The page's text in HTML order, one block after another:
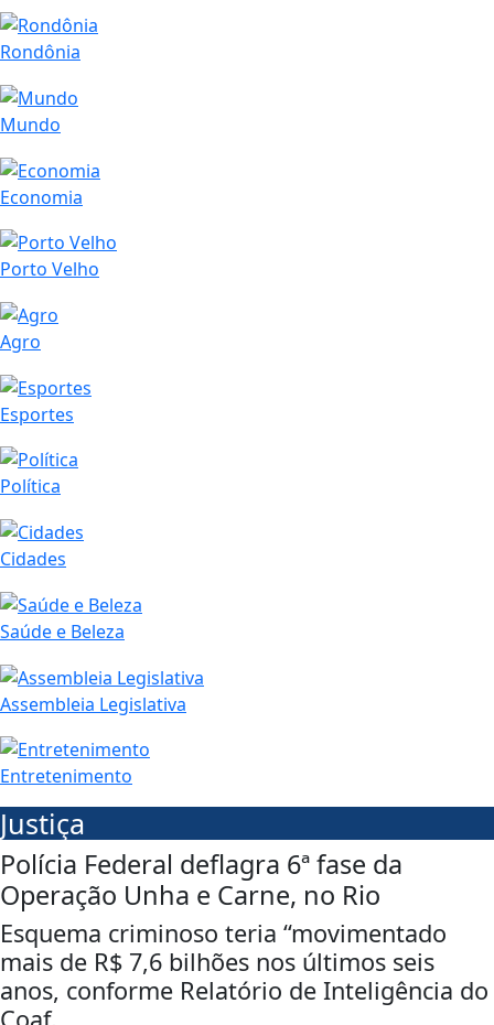
Rondônia
Mundo
Economia
Porto Velho
Agro
Esportes
Política
Cidades
Saúde e Beleza
Assembleia Legislativa
Entretenimento
Justiça
Polícia Federal deflagra 6ª fase da
Operação Unha e Carne, no Rio
Esquema criminoso teria “movimentado
mais de R$ 7,6 bilhões nos últimos seis
anos, conforme Relatório de Inteligência do